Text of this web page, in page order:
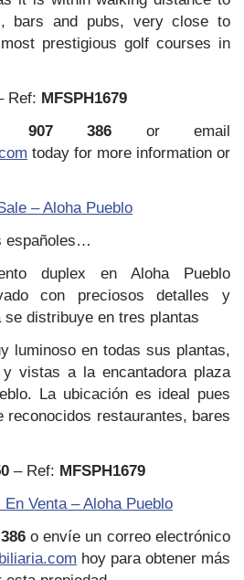
bars and pubs, very close to
prestigious golf courses in
Ref: MFSPH1679
907 386 or email
today for more information or
– Aloha Pueblo
españoles…
duplex en Aloha Pueblo
con preciosos detalles y
distribuye en tres plantas
luminoso en todas sus plantas,
vistas a la encantadora plaza
La ubicación es ideal pues
reconocidos restaurantes, bares
– Ref: MFSPH1679
Venta – Aloha Pueblo
o envíe un correo electrónico
hoy para obtener más